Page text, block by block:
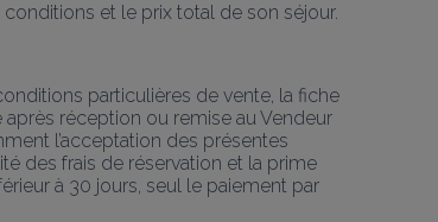
et le prix total de son séjour.
particulières de vente, la fiche
réception ou remise au Vendeur
l’acceptation des présentes
des frais de réservation et la prime
à 30 jours, seul le paiement par